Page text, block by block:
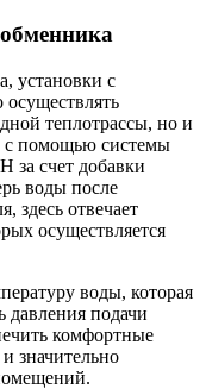
установки с
теплотрассы, но и
с помощью системы
за счет добавки
воды после
здесь отвечает
осуществляется
воды, которая
давления подачи
комфортные
значительно